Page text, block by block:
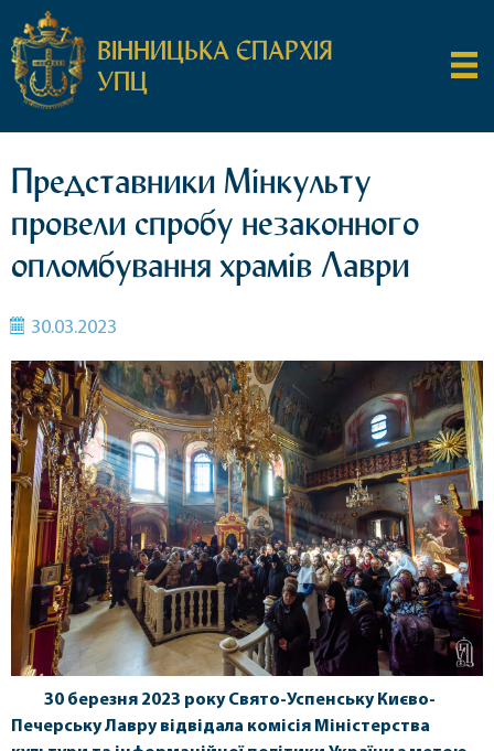
ВІННИЦЬКА ЄПАРХІЯ
УПЦ
Представники Мінкульту
провели спробу незаконного
опломбування храмів Лаври
30.03.2023
30 березня 2023 року Свято-Успенську Києво-
Печерську Лавру відвідала комісія Міністерства